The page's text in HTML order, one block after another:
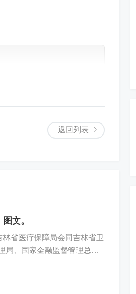
本人联系。
返回列表
文。
林省医疗保障局会同吉林省卫
局、国家金融监督管理总局